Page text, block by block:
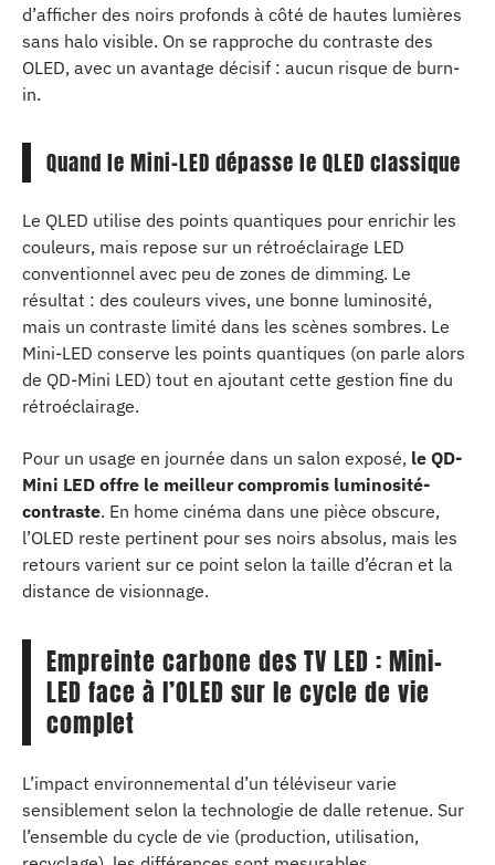
d’afficher des noirs profonds à côté de hautes lumières
sans halo visible. On se rapproche du contraste des
OLED, avec un avantage décisif : aucun risque de burn-
in.
Quand le Mini-LED dépasse le QLED classique
Le QLED utilise des points quantiques pour enrichir les
couleurs, mais repose sur un rétroéclairage LED
conventionnel avec peu de zones de dimming. Le
résultat : des couleurs vives, une bonne luminosité,
mais un contraste limité dans les scènes sombres. Le
Mini-LED conserve les points quantiques (on parle alors
de QD-Mini LED) tout en ajoutant cette gestion fine du
rétroéclairage.
Pour un usage en journée dans un salon exposé, le QD-
Mini LED offre le meilleur compromis luminosité-
contraste. En home cinéma dans une pièce obscure,
l’OLED reste pertinent pour ses noirs absolus, mais les
retours varient sur ce point selon la taille d’écran et la
distance de visionnage.
Empreinte carbone des TV LED : Mini-
LED face à l’OLED sur le cycle de vie
complet
L’impact environnemental d’un téléviseur varie
sensiblement selon la technologie de dalle retenue. Sur
l’ensemble du cycle de vie (production, utilisation,